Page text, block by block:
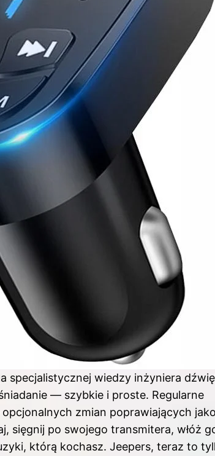
specjalistycznej wiedzy inżyniera
— szybkie i proste. Regularne
zmian poprawiających
sięgnij po swojego transmitera, włóż
którą kochasz. Jeepers, teraz to